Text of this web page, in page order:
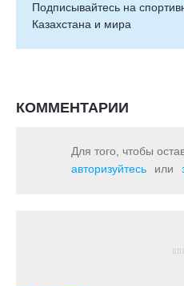
Подписывайтесь на
Казахстана и мира
КОММЕНТАРИИ
Для того, чтобы
авторизуйтесь
или